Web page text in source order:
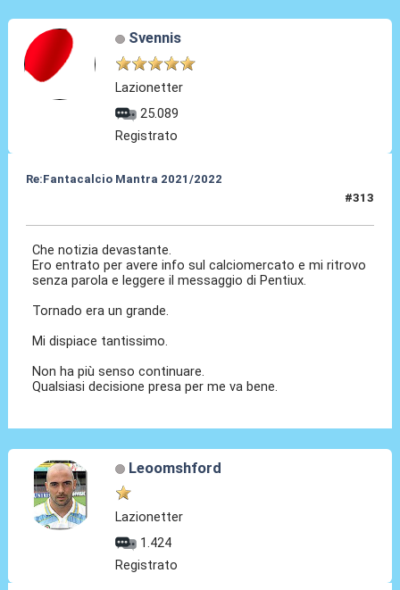
Svennis
Lazionetter
25.089
Registrato
Re:Fantacalcio Mantra 2021/2022
#313
Che notizia devastante.
Ero entrato per avere info sul calciomercato e mi ritrovo
senza parola e leggere il messaggio di Pentiux.
Tornado era un grande.
Mi dispiace tantissimo.
Non ha più senso continuare.
Qualsiasi decisione presa per me va bene.
Leoomshford
Lazionetter
1.424
Registrato